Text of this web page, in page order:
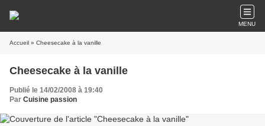
MENU
Accueil » Cheesecake à la vanille
Cheesecake à la vanille
Publié le 14/02/2008 à 19:40
Par Cuisine passion